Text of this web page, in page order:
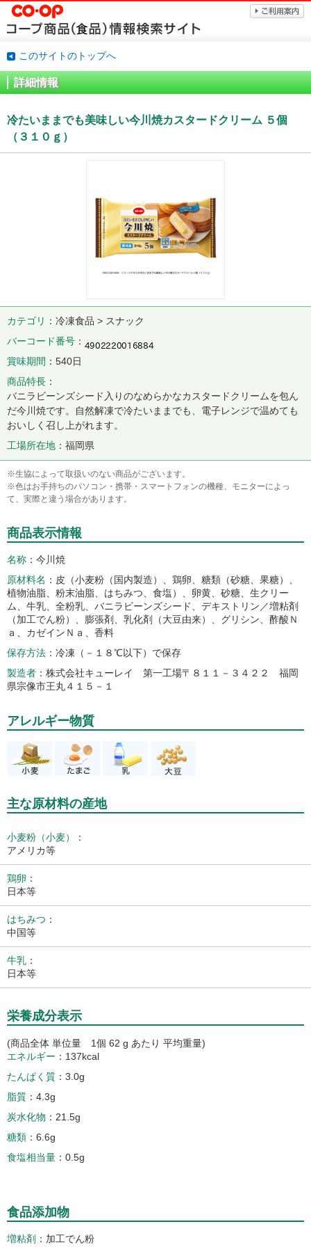
このサイトのトップへ
詳細情報
冷たいままでも美味しい今川焼カスタードクリーム ５個
（３１０ｇ）
カテゴリ
冷凍食品 > スナック
バーコード番号
賞味期間
540日
商品特長
バニラビーンズシード入りのなめらかなカスタードクリームを包ん
だ今川焼です。自然解凍で冷たいままでも、電子レンジで温めても
おいしく召し上がれます。
工場所在地
福岡県
※生協によって取扱いのない商品がございます。
※色はお手持ちのパソコン・携帯・スマートフォンの機種、モニターによっ
て、実際と違う場合があります。
商品表示情報
名称
今川焼
原材料名
皮（小麦粉（国内製造）、鶏卵、糖類（砂糖、果糖）、
植物油脂、粉末油脂、はちみつ、食塩）、卵黄、砂糖、生クリー
ム、牛乳、全粉乳、バニラビーンズシード、デキストリン／増粘剤
（加工でん粉）、膨張剤、乳化剤（大豆由来）、グリシン、酢酸Ｎ
ａ、カゼインＮａ、香料
保存方法
冷凍（－１８℃以下）で保存
製造者
株式会社キューレイ 第一工場〒８１１－３４２２ 福岡
県宗像市王丸４１５－１
アレルギー物質
主な原材料の産地
小麦粉（小麦）
：
アメリカ等
鶏卵 ：
日本等
はちみつ ：
中国等
牛乳 ：
日本等
栄養成分表示
(商品全体 単位量 1個 62 g あたり 平均重量)
エネルギー
137kcal
たんぱく質
3.0g
脂質
4.3g
炭水化物
21.5g
糖類
6.6g
食塩相当量
0.5g
食品添加物
増粘剤 加工でん粉